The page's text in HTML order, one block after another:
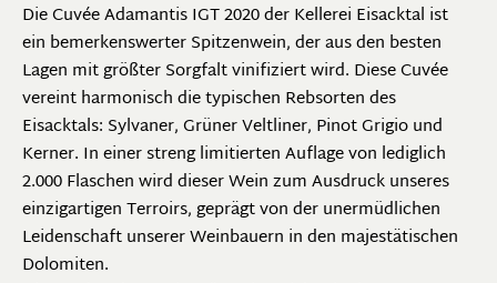
Die Cuvée Adamantis IGT 2020 der Kellerei Eisacktal ist
ein bemerkenswerter Spitzenwein, der aus den besten
Lagen mit größter Sorgfalt vinifiziert wird. Diese Cuvée
vereint harmonisch die typischen Rebsorten des
Eisacktals: Sylvaner, Grüner Veltliner, Pinot Grigio und
Kerner. In einer streng limitierten Auflage von lediglich
2.000 Flaschen wird dieser Wein zum Ausdruck unseres
einzigartigen Terroirs, geprägt von der unermüdlichen
Leidenschaft unserer Weinbauern in den majestätischen
Dolomiten.